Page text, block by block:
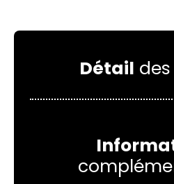
Détail